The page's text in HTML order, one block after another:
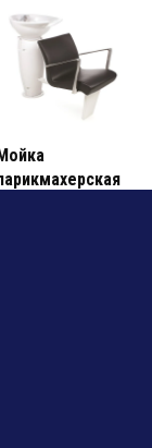
Мойка